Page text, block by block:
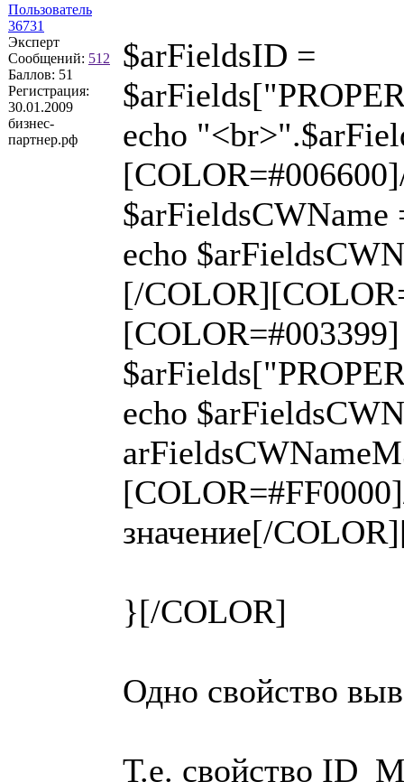
Пользователь
36731
Эксперт
Сообщений: 512
Баллов: 51
Регистрация:
30.01.2009
бизнес-
партнер.рф
$arFieldsID =
echo
echo
[/
echo
значение[/
}[/COLOR]
Одно свойство
Т.е. свойство